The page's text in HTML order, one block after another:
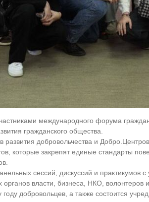
международного форума
гражданского общества.
добровольчества и
которые закрепят единые стандарты
сессий, дискуссий и практикумов
власти, бизнеса, НКО, волонтеров
добровольцев, а также состоится